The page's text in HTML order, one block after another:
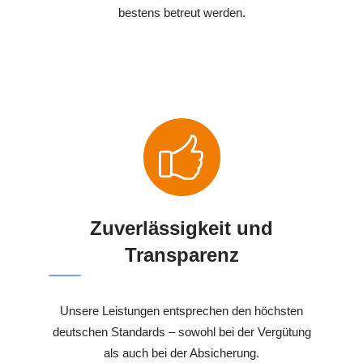
bestens betreut werden.
Zuverlässigkeit und
Transparenz
Unsere Leistungen entsprechen den höchsten
deutschen Standards – sowohl bei der Vergütung
als auch bei der Absicherung.